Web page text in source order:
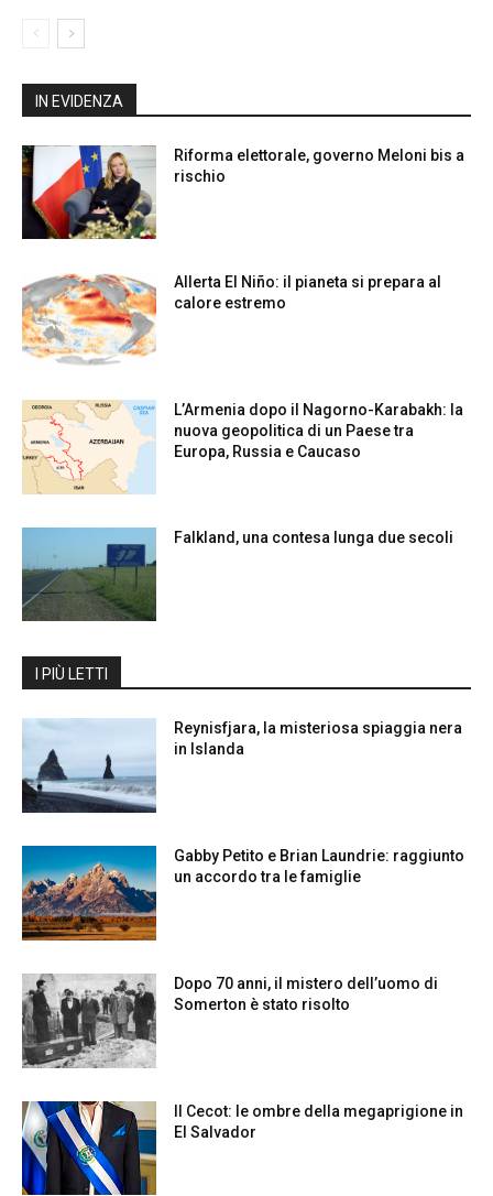
IN EVIDENZA
Riforma elettorale, governo Meloni bis a
rischio
Allerta El Niño: il pianeta si prepara al
calore estremo
L’Armenia dopo il Nagorno-Karabakh: la
nuova geopolitica di un Paese tra
Europa, Russia e Caucaso
Falkland, una contesa lunga due secoli
I PIÙ LETTI
Reynisfjara, la misteriosa spiaggia nera
in Islanda
Gabby Petito e Brian Laundrie: raggiunto
un accordo tra le famiglie
Dopo 70 anni, il mistero dell’uomo di
Somerton è stato risolto
Il Cecot: le ombre della megaprigione in
El Salvador